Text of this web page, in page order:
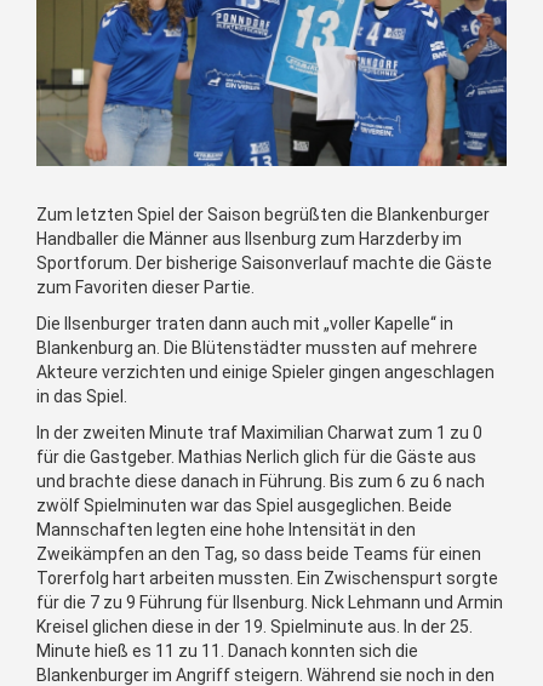
Zum letzten Spiel der Saison begrüßten die Blankenburger
Handballer die Männer aus Ilsenburg zum Harzderby im
Sportforum. Der bisherige Saisonverlauf machte die Gäste
zum Favoriten dieser Partie.
Die Ilsenburger traten dann auch mit „voller Kapelle“ in
Blankenburg an. Die Blütenstädter mussten auf mehrere
Akteure verzichten und einige Spieler gingen angeschlagen
in das Spiel.
In der zweiten Minute traf Maximilian Charwat zum 1 zu 0
für die Gastgeber. Mathias Nerlich glich für die Gäste aus
und brachte diese danach in Führung. Bis zum 6 zu 6 nach
zwölf Spielminuten war das Spiel ausgeglichen. Beide
Mannschaften legten eine hohe Intensität in den
Zweikämpfen an den Tag, so dass beide Teams für einen
Torerfolg hart arbeiten mussten. Ein Zwischenspurt sorgte
für die 7 zu 9 Führung für Ilsenburg. Nick Lehmann und Armin
Kreisel glichen diese in der 19. Spielminute aus. In der 25.
Minute hieß es 11 zu 11. Danach konnten sich die
Blankenburger im Angriff steigern. Während sie noch in den